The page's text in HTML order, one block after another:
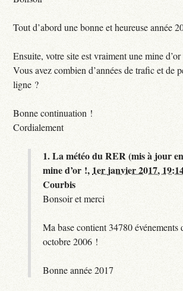
Tout d’abord une bonne et heureuse année
Ensuite, votre site est vraiment une mine
Vous avez combien d’années de trafic et de
ligne ?
Bonne continuation !
Cordialement
1.La météo du RER (mis à jour
mine d’or !, 1er janvier 2017,
Courbis
Bonsoir et merci
Ma base contient 34780 événements
octobre 2006 !
Bonne année 2017